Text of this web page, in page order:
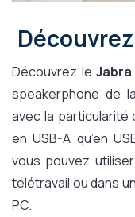
Découvrez le
speakerphone de
avec la particularité
en USB-A qu’en
vous pouvez
télétravail ou dans
PC.